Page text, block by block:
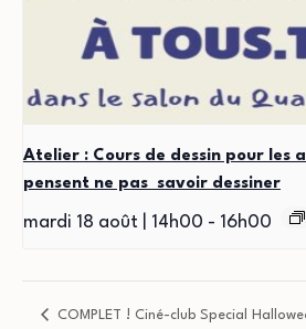
Atelier : Cours de dessin pour les
pensent ne pas savoir dessiner
mardi 18 août | 14h00 - 16h00
COMPLET ! Ciné-club Special